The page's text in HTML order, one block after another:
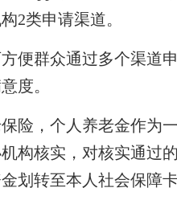
2类申请渠道。
群众通过多个渠道
度。
，个人养老金作为一
构核实，对核实通过
划转至本人社会保障卡